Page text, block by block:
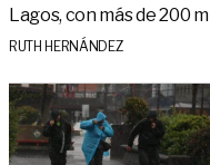
Lagos, con más de 200
RUTH HERNÁNDEZ